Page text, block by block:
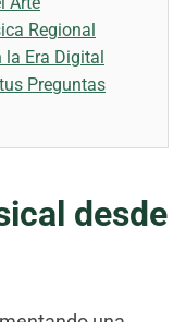
Regional
la Era Digital
Preguntas
desde